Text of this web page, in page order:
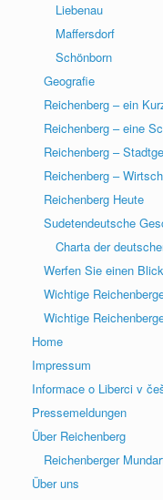
Liebenau
Maffersdorf
Schönborn
Geografie
Reichenberg – ein
Reichenberg – eine
Reichenberg –
Reichenberg –
Reichenberg Heute
Sudetendeutsche
Charta der
Werfen Sie einen
Wichtige
Wichtige
Home
Impressum
Informace o Liberci v
Pressemeldungen
Über Reichenberg
Reichenberger
Über uns